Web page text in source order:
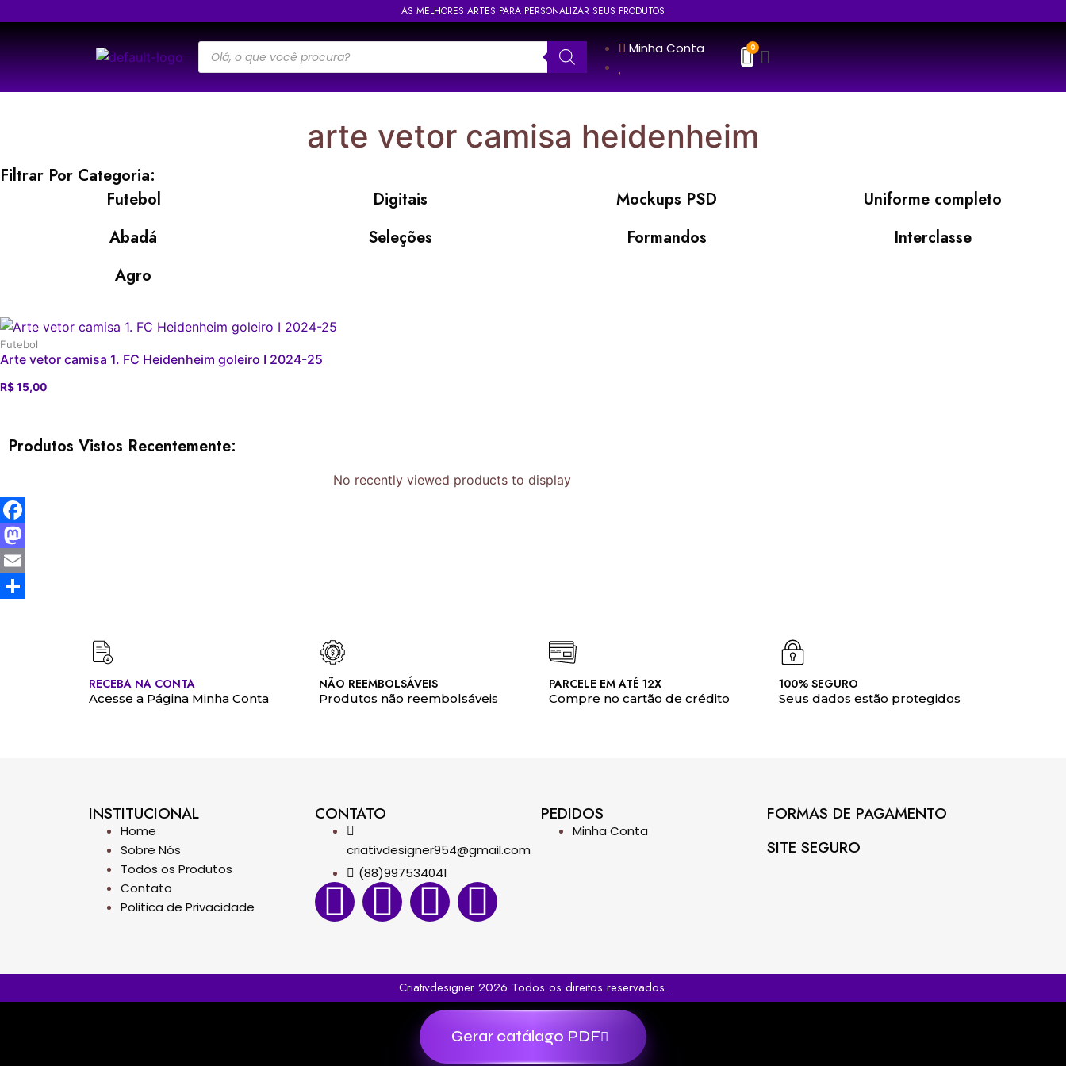
AS MELHORES ARTES PARA PERSONALIZAR SEUS PRODUTOS
Minha Conta
arte vetor camisa heidenheim
Filtrar Por Categoria:
Futebol
Digitais Mockups PSD
Uniforme completo
Abadá
Seleções Formandos
Interclasse
Agro
Futebol
Arte vetor camisa 1. FC Heidenheim goleiro I 2024-25
R$15,00
Produtos Vistos Recentemente:
No recently viewed products to display
Facebook
Mastodon
Email
RECEBA NA CONTA
Acesse a Página Minha Conta
NÃO REEMBOLSÁVEIS
Produtos não reembolsáveis
PARCELE EM ATÉ 12X
Compre no cartão de crédito
100% SEGURO
Seus dados estão protegidos
INSTITUCIONAL
Home
Sobre Nós
Todos os Produtos
Contato
Politica de Privacidade
CONTATO
criativdesigner954@gmail.com
(88)997534041
PEDIDOS
Minha Conta
FORMAS DE PAGAMENTO
SITE SEGURO
Criativdesigner 2026 Todos os direitos reservados.
Gerar catálago PDF